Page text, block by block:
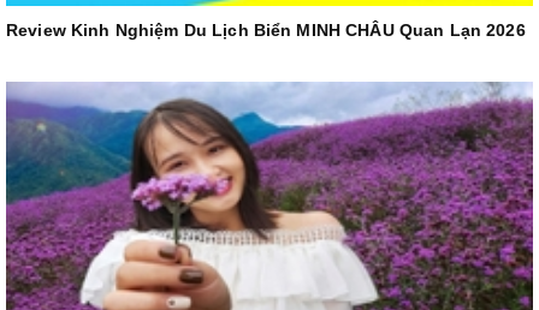
Review Kinh Nghiệm Du Lịch Biển MINH CHÂU Quan Lạn 2026